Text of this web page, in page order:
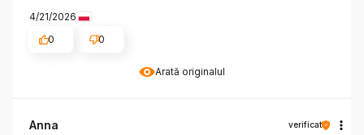
Arată originalul
4/21/2026
0
0
Anna verificat